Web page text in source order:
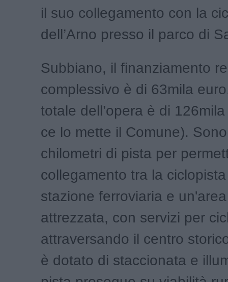
il suo collegamento con la
dell’Arno presso il parco di
Subbiano, il finanziamento
complessivo è di 63mila
totale dell’opera è di
ce lo mette il Comune).
chilometri di pista per
collegamento tra la
stazione ferroviaria e
attrezzata, con servizi per
attraversando il centro
è dotato di staccionata e